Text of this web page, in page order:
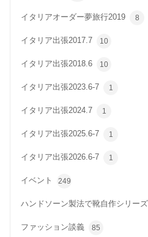
イタリアオーダー夢旅行2019 8
イタリア出張2017.7 10
イタリア出張2018.6 10
イタリア出張2023.6-7 1
イタリア出張2024.7 1
イタリア出張2025.6-7 1
イタリア出張2026.6-7 1
イベント 249
ハンドソーン製法で靴自作シリーズ
ファッション談義 85